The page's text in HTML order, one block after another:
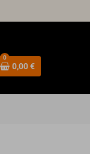
0
0,00 €